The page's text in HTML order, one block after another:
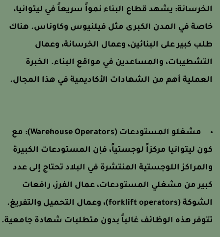
يشهد قطاع البناء نمواً سريعاً في ليتوانيا،
في المدن الكبرى مثل فيلنيوس وكاوناس. هناك
كبير على البنائين، وعمال الخرسانة، وعمال
والمساعدين في مواقع البناء. الخبرة
أهم من الشهادات الأكاديمية في هذا المجال.
مشغلو المستودعات (Warehouse Operators):
مع
ليتوانيا مركزاً لوجستياً، فإن المستودعات الكبيرة
اللوجستية المنتشرة في البلاد تحتاج إلى عدد
من مشغلي المستودعات، عمال الفرز، رافعات
الشوكة (forklift operators)، وعمال التحميل والتفريغ.
هذه الوظائف غالباً بدون متطلبات شهادة جامعية.